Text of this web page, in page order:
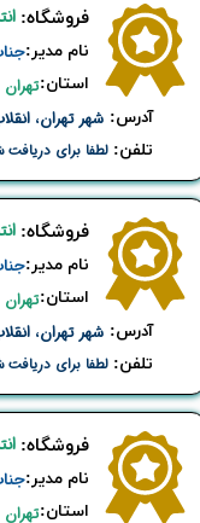
شهر تهران، ​آدرس:
​فروشگاه:
نام ​مدیر:
استان:تهران
تلفن: لطفا برای دریافت
شهر تهران، ​آدرس:
​فروشگاه:
نام ​مدیر:
استان:تهران
تلفن: لطفا برای دریافت
​فروشگاه:
نام ​مدیر:
استان:تهران